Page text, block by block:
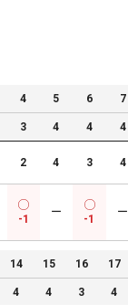
4 5 6 7
3 4 4 4
2 4 3 4
-1
ー
-1
ー
14 15 16 17
4 4 3 4